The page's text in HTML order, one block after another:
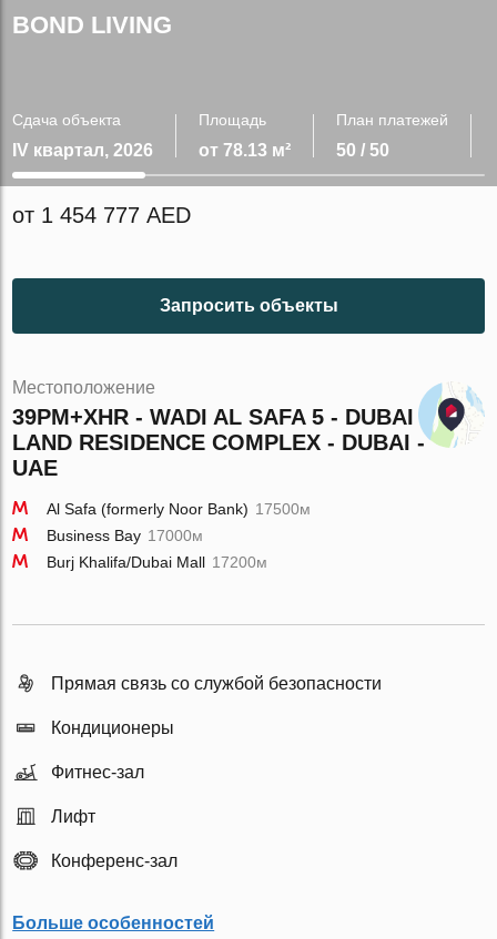
BOND LIVING
Сдача объекта
IV квартал, 2026
Площадь
от 78.13 м²
План платежей
50 / 50
от 1 454 777 AED
Запросить объекты
Местоположение
39PM+XHR - WADI AL SAFA 5 - DUBAI
LAND RESIDENCE COMPLEX - DUBAI -
UAE
Al Safa (formerly Noor Bank) 17500м
Business Bay 17000м
Burj Khalifa/Dubai Mall 17200м
Прямая связь со службой безопасности
Кондиционеры
Фитнес-зал
Лифт
Конференс-зал
Больше особенностей